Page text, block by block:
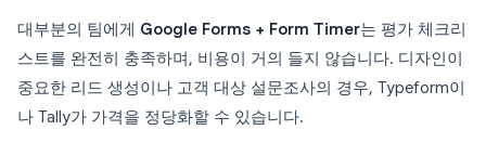
대부분의 팀에게 Google Forms + Form Timer는 평가 체크리
스트를 완전히 충족하며, 비용이 거의 들지 않습니다. 디자인이
중요한 리드 생성이나 고객 대상 설문조사의 경우, Typeform이
나 Tally가 가격을 정당화할 수 있습니다.